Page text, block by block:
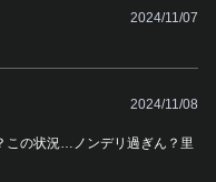
2024/11/07
2024/11/08
この状況…ノンデリ過ぎん？里